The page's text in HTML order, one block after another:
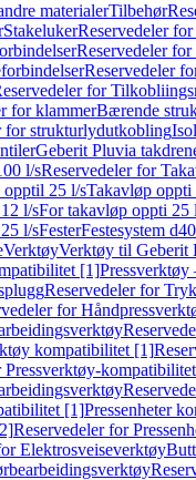
materialerTilbehør
StakelukerReservedeler
Reservedeler
Reservedeler
for
for klammerBærende
for strukturlydutkobling
Geberit Pluvia
l/sReservedeler for
opptil 25 l/sTakavløp oppti
l/sFor takavløp oppti 25
l/sFesterFestesystem
VerktøyVerktøy til Geberit
[1]
Reservedeler for
for
kompatibilitet [1]
Pressverktøy-
[1]Pressenheter
Reservedeler for
Elektrosveiseverktøy